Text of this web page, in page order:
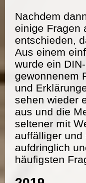
Nachdem
einige Fragen
entschieden,
Aus einem
wurde ein
gewonnenem
und
sehen wieder
aus und die
seltener mit
auffälliger
aufdringlich
häufigsten